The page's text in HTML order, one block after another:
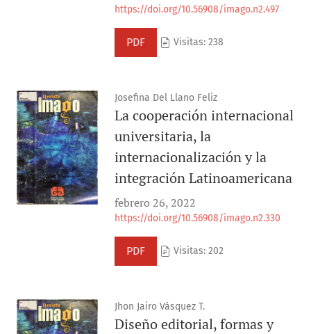
https://doi.org/10.56908/imago.n2.497
PDF Visitas: 238
Josefina Del Llano Feliz
La cooperación internacional
universitaria, la
internacionalización y la
integración Latinoamericana
febrero 26, 2022
https://doi.org/10.56908/imago.n2.330
PDF Visitas: 202
Jhon Jairo Vásquez T.
Diseño editorial, formas y